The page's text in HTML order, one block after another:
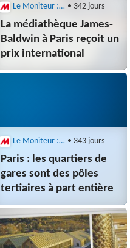
Le Moniteur : Architecture • 342 jours
La médiathèque James-
Baldwin à Paris reçoit un
prix international
Le Moniteur : Architecture • 343 jours
Paris : les quartiers de
gares sont des pôles
tertiaires à part entière